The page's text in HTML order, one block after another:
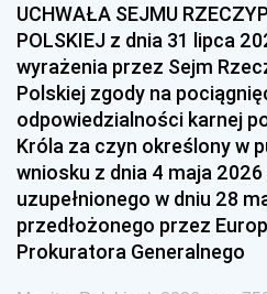
1996 1995
1993 1992
1990 1989
1987 1986
1984 1983
1981 1980
1978 1977
1975 1974
UCHWAŁA SEJMU
POLSKIEJ z dnia 31 lipca
wyrażenia przez Sejm
Polskiej zgody na
odpowiedzialności karnej
Króla za czyn określony w
wniosku z dnia 4 maja 2026
uzupełnionego w dniu 28
przedłożonego przez
Prokuratora Generalnego